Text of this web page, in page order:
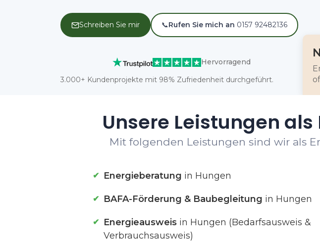
Schreiben Sie mir 📞Rufen Sie mich an 0157 92482136
Hervorragend
3.000+ Kundenprojekte mit 98% Zufriedenheit durchgeführt.
Unsere Leistungen
Mit folgenden Leistungen sind wir als
Energieberatung in Hungen
BAFA-Förderung & Baubegleitung in Hungen
Energieausweis in Hungen (Bedarfsausweis &
Verbrauchsausweis)